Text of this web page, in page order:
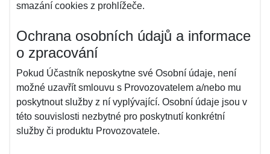
smazání cookies z prohlížeče.
Ochrana osobních údajů a informace
o zpracování
Pokud Účastník neposkytne své Osobní údaje, není
možné uzavřít smlouvu s Provozovatelem a/nebo mu
poskytnout služby z ní vyplývající. Osobní údaje jsou v
této souvislosti nezbytné pro poskytnutí konkrétní
služby či produktu Provozovatele.